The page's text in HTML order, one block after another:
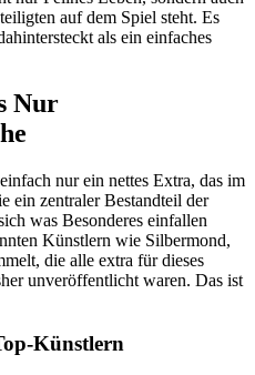
auf dem Spiel steht. Es
als ein einfaches
Nur
nur ein nettes Extra, das im
ein zentraler Bestandteil der
was Besonderes einfallen
Künstlern wie Silbermond,
die alle extra für dieses
unveröffentlicht waren. Das ist
Künstlern